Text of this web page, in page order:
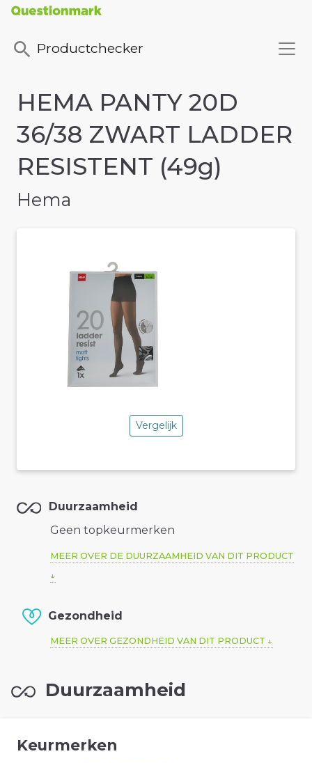
Productchecker
HEMA PANTY 20D
36/38 ZWART LADDER
RESISTENT (49g)
Hema
Vergelijk
Duurzaamheid
Geen topkeurmerken
MEER OVER DE DUURZAAMHEID VAN DIT PRODUCT
Gezondheid
MEER OVER GEZONDHEID VAN DIT PRODUCT
Duurzaamheid
Keurmerken